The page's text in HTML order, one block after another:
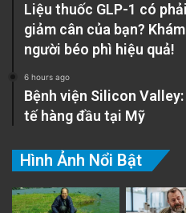
Hà Nội và Hải Phòng
nối miền bắc Việt
tế của dự án này đối
chung của Việt Nam.
Đó là nhận xét của Giáo
Đại học Chiến tranh
Liệu thuốc GLP-1 có
giảm cân của bạn?
người béo phì hiệu quả!
6 hours ago
Bệnh viện Silicon
tế hàng đầu tại Mỹ
Hình Ảnh Nổi Bật